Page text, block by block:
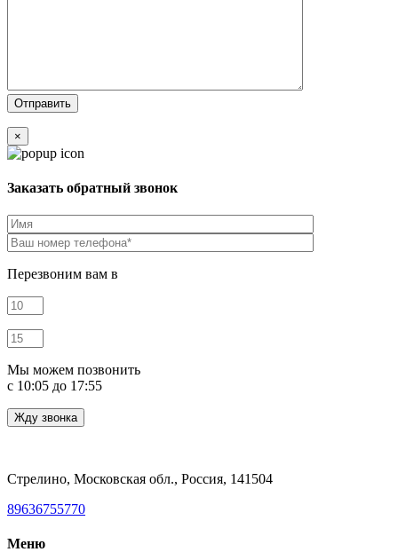
×
Заказать обратный звонок
Перезвоним вам в
Мы можем позвонить
c 10:05 до 17:55
Стрелино, Московская обл., Россия, 141504
89636755770
Меню